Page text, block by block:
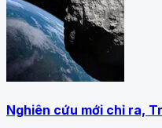
Nghiên cứu mới chỉ ra,